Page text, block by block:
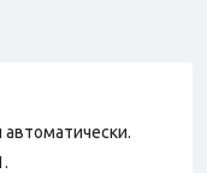
автоматически.